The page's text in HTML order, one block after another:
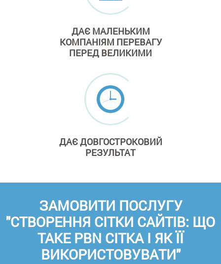
ДАЄ МАЛЕНЬКИМ
КОМПАНІЯМ ПЕРЕВАГУ
ПЕРЕД ВЕЛИКИМИ
ДАЄДОВГОСТРОКОВИЙ
РЕЗУЛЬТАТ
ЗАМОВИТИ ПОСЛУГУ
"СТВОРЕННЯ СІТКИ САЙТІВ: ЩО
ТАКЕ PBN СІТКА І ЯК ЇЇ
ВИКОРИСТОВУВАТИ"